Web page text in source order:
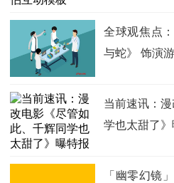
全球观焦点
与蛇》 饰演
当前速讯：
学也太甜了》
「幽零幻镜